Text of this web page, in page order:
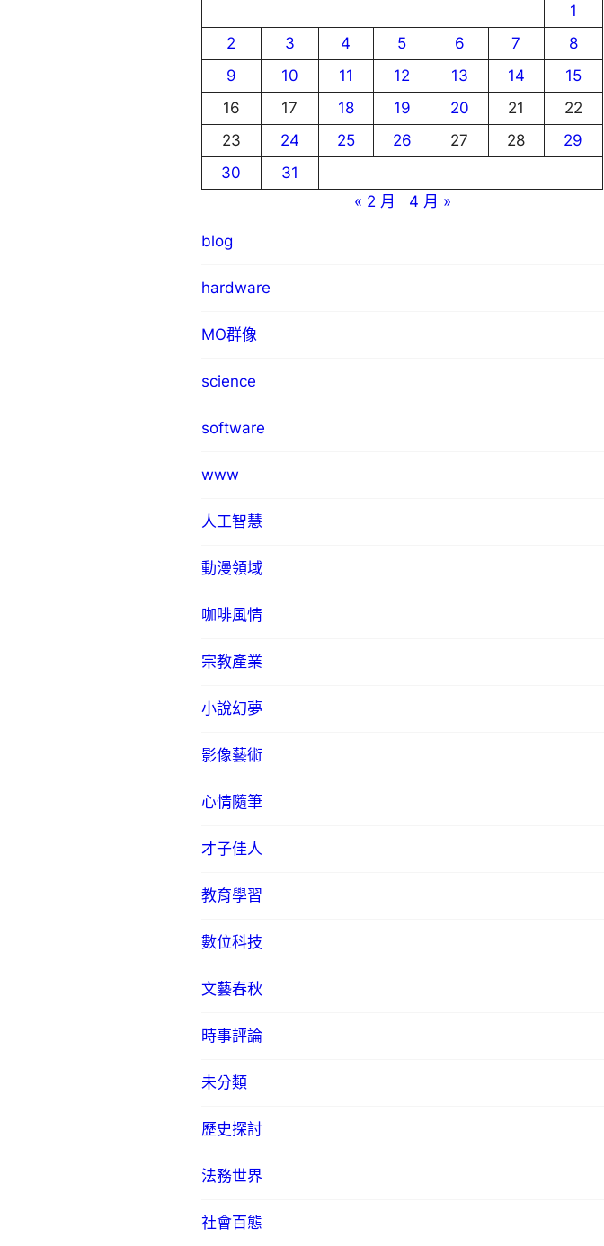
1
2
3 4 5 6 7
8
9
10 11 12 13 14
15
16
17 18 19 20 21
22
23
24 25 26 27 28
29
30
31
« 2 月
4 月 »
blog
hardware
MO群像
science
software
www
人工智慧
動漫領域
咖啡風情
宗教產業
小說幻夢
影像藝術
心情隨筆
才子佳人
教育學習
數位科技
文藝春秋
時事評論
未分類
歷史探討
法務世界
社會百態